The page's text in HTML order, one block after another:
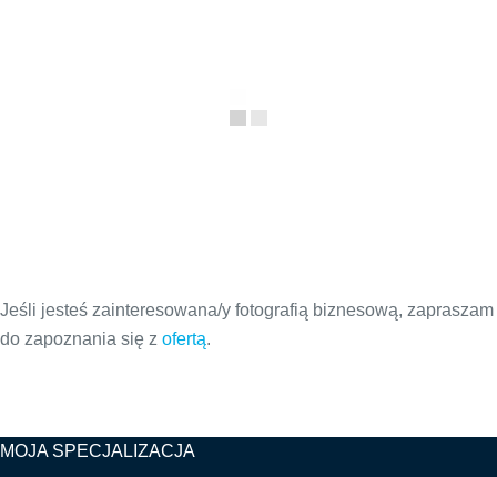
Jeśli jesteś zainteresowana/y fotografią biznesową, zapraszam
do zapoznania się z ofertą.
MOJA SPECJALIZACJA